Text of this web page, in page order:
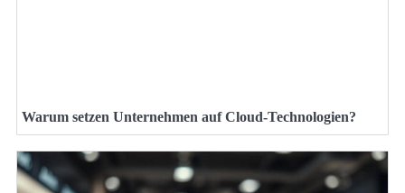
Warum setzen Unternehmen auf Cloud-Technologien?